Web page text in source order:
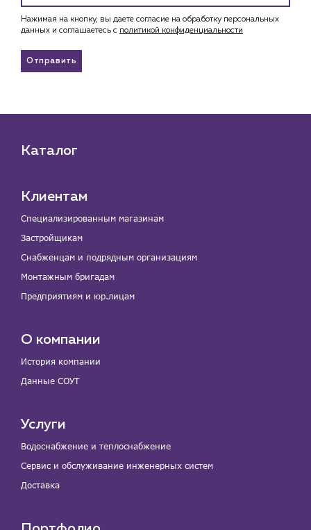
Нажимая на кнопку, вы даете согласие на обработку персональных
данных и соглашаетесь c политикой конфиденциальности
Отправить
Каталог
Клиентам
Специализированным магазинам
Застройщикам
Снабженцам и подрядным организациям
Монтажным бригадам
Предприятиям и юр.лицам
О компании
История компании
Данные СОУТ
Услуги
Водоснабжение и теплоснабжение
Сервис и обслуживание инженерных систем
Доставка